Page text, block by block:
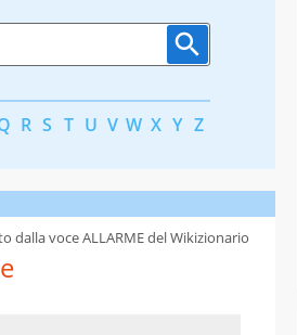
R S T U V W X Y Z
dalla voce ALLARME del Wikizionario